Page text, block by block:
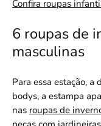
Confira roupas
6 roupas de
masculinas
Para essa estação, a
bodys, a estampa
nas roupas de